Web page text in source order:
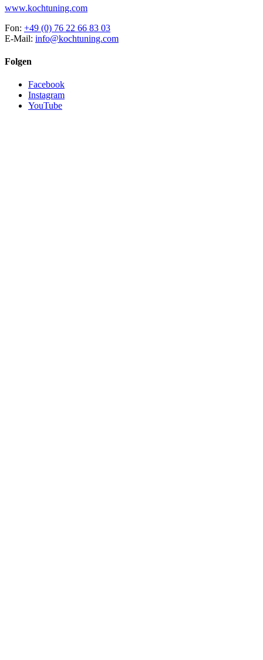
www.kochtuning.com
Fon: +49 (0) 76 22 66 83 03
E-Mail: info@kochtuning.com
Folgen
Facebook
Instagram
YouTube